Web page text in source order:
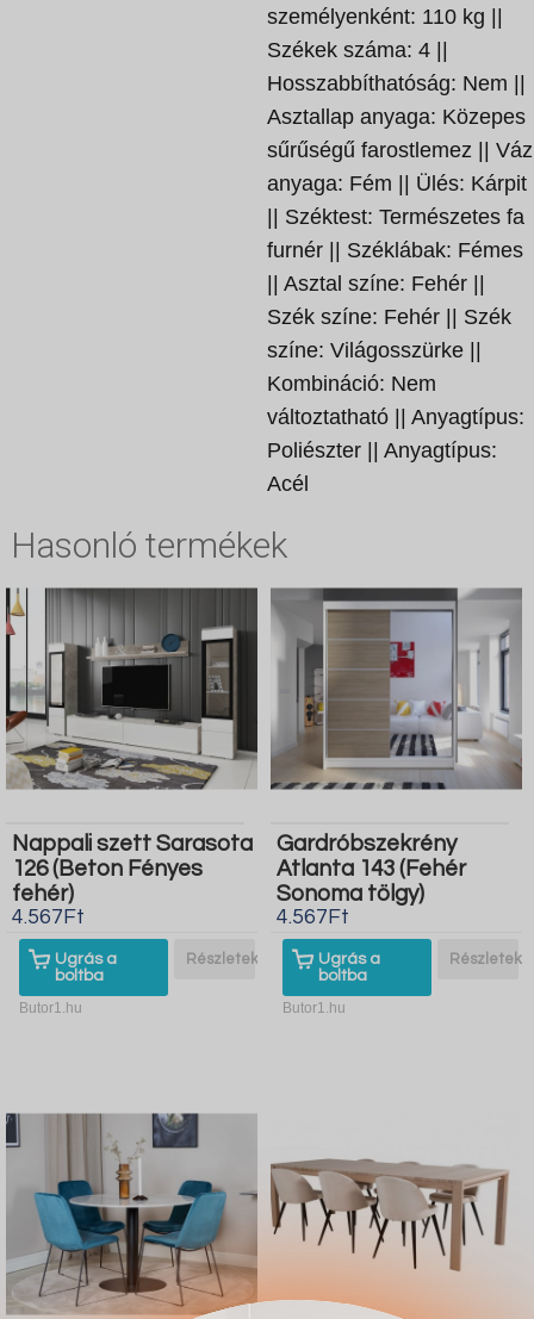
személyenként: 110 kg ||
Székek száma: 4 ||
Hosszabbíthatóság: Nem ||
Asztallap anyaga: Közepes
sűrűségű farostlemez || Váz
anyaga: Fém || Ülés: Kárpit
|| Széktest: Természetes fa
furnér || Széklábak: Fémes
|| Asztal színe: Fehér ||
Szék színe: Fehér || Szék
színe: Világosszürke ||
Kombináció: Nem
változtatható || Anyagtípus:
Poliészter || Anyagtípus:
Acél
Hasonló termékek
Nappali szett Sarasota
126 (Beton Fényes
fehér)
4.567Ft
Ugrás a
boltba
Részletek
Butor1.hu
Gardróbszekrény
Atlanta 143 (Fehér
Sonoma tölgy)
4.567Ft
Ugrás a
boltba
Részletek
Butor1.hu